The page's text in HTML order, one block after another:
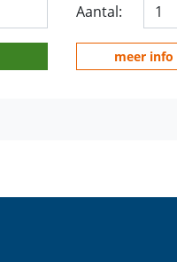
Aantal:
meer info